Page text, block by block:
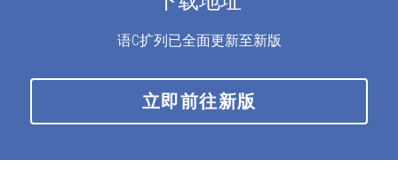
语C扩列已全面更新至新版
立即前往新版